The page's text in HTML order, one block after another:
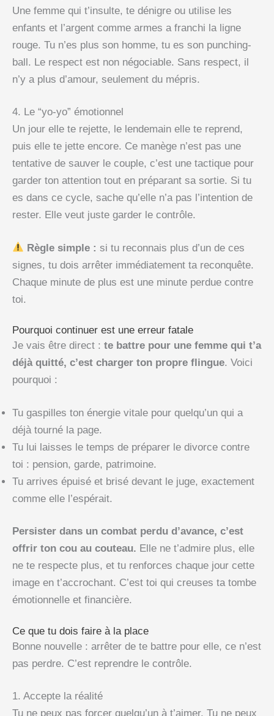
Une femme qui t’insulte, te dénigre ou utilise les
enfants et l’argent comme armes a franchi la ligne
rouge. Tu n’es plus son homme, tu es son punching-
ball. Le respect est non négociable. Sans respect, il
n’y a plus d’amour, seulement du mépris.
4. Le “yo-yo” émotionnel
Un jour elle te rejette, le lendemain elle te reprend,
puis elle te jette encore. Ce manège n’est pas une
tentative de sauver le couple, c’est une tactique pour
garder ton attention tout en préparant sa sortie. Si tu
es dans ce cycle, sache qu’elle n’a pas l’intention de
rester. Elle veut juste garder le contrôle.
Règle simple : si tu reconnais plus d’un de ces
signes, tu dois arrêter immédiatement ta reconquête.
Chaque minute de plus est une minute perdue contre
toi.
Pourquoi continuer est une erreur fatale
Je vais être direct : te battre pour une femme qui t’a
déjà quitté, c’est charger ton propre flingue. Voici
pourquoi :
Tu gaspilles ton énergie vitale pour quelqu’un qui a
déjà tourné la page.
Tu lui laisses le temps de préparer le divorce contre
toi : pension, garde, patrimoine.
Tu arrives épuisé et brisé devant le juge, exactement
comme elle l’espérait.
Persister dans un combat perdu d’avance, c’est
offrir ton cou au couteau. Elle ne t’admire plus, elle
ne te respecte plus, et tu renforces chaque jour cette
image en t’accrochant. C’est toi qui creuses ta tombe
émotionnelle et financière.
Ce que tu dois faire à la place
Bonne nouvelle : arrêter de te battre pour elle, ce n’est
pas perdre. C’est reprendre le contrôle.
1. Accepte la réalité
Tu ne peux pas forcer quelqu’un à t’aimer. Tu ne peux